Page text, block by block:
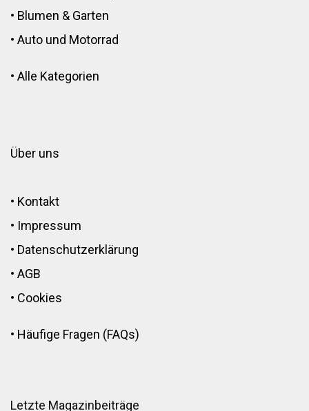
• Blumen & Garten
• Auto und Motorrad
• Alle Kategorien
Über uns
• Kontakt
• Impressum
• Datenschutzerklärung
• AGB
• Cookies
• Häufige Fragen (FAQs)
Letzte Magazinbeiträge